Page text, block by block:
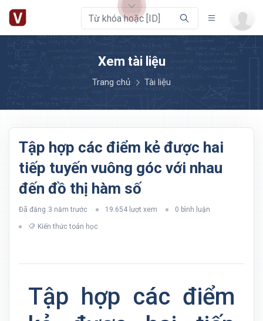
Xem tài liệu
Trang chủ Tài liệu
Tập hợp các điểm kẻ được hai
tiếp tuyến vuông góc với nhau
đến đồ thị hàm số
Đã đăng 3 năm trước 19.654 lượt xem 0 bình luận
Kiến thức toán học
Tập hợp các điểm